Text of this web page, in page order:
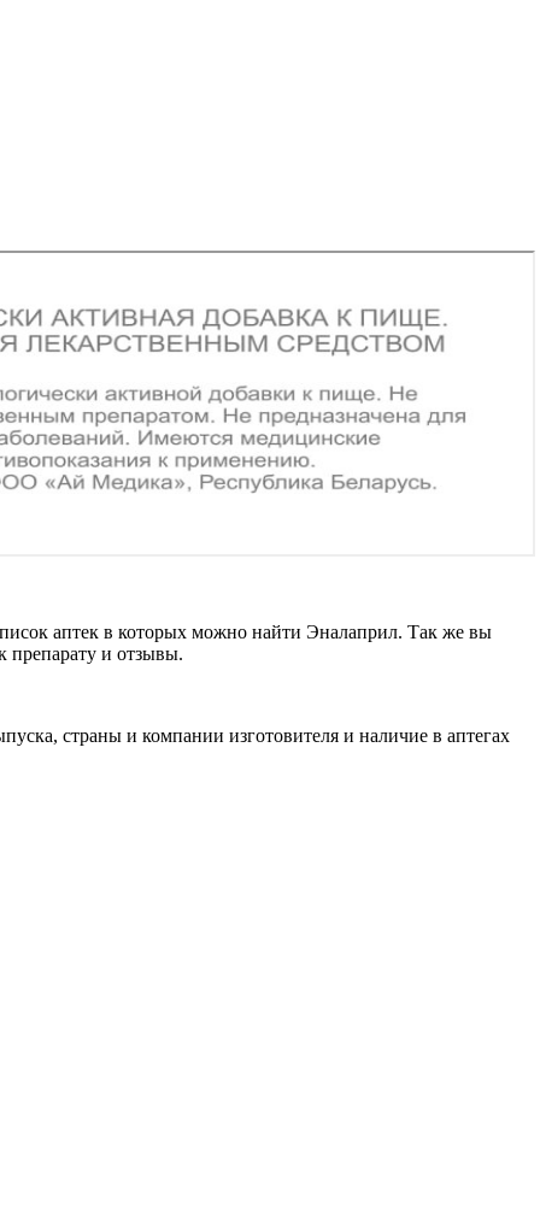
аптек в которых можно найти Эналаприл. Так же вы
препарату и отзывы.
страны и компании изготовителя и наличие в аптегах